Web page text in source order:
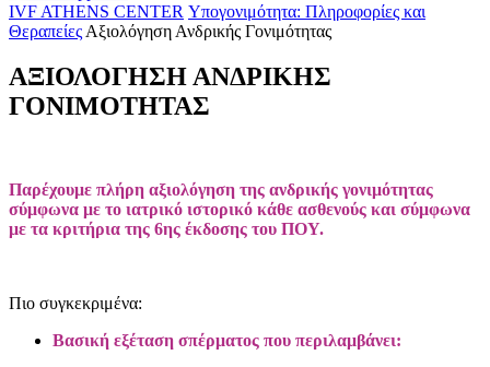
IVF ATHENS CENTER Υπογονιμότητα: Πληροφορίες και
Θεραπείες Αξιολόγηση Ανδρικής Γονιμότητας
ΑΞΙΟΛΟΓΗΣΗ ΑΝΔΡΙΚΗΣ
ΓΟΝΙΜΟΤΗΤΑΣ
Παρέχουμε πλήρη αξιολόγηση της ανδρικής γονιμότητας
σύμφωνα με το ιατρικό ιστορικό κάθε ασθενούς και σύμφωνα
με τα κριτήρια της 6ης έκδοσης του ΠΟΥ.
Πιο συγκεκριμένα:
Βασική εξέταση σπέρματος που περιλαμβάνει: